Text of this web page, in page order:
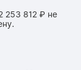
253 812 ₽ не